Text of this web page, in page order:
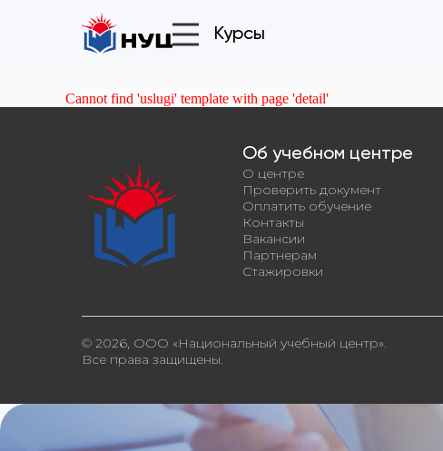
Cannot find 'uslugi' template with page 'detail'
Об учебном центре
О центре
Проверить документ
Оплатить обучение
Контакты
Вакансии
Партнерам
Стажировки
© 2026, ООО «Национальный учебный центр».
Все права защищены.